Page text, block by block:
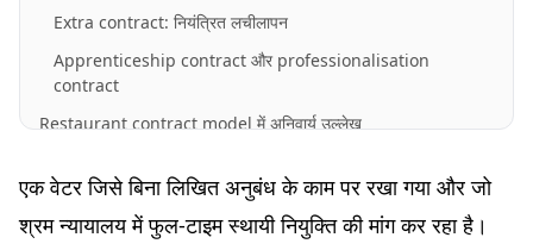
Extra contract: नियंत्रित लचीलापन
Apprenticeship contract और professionalisation
contract
Restaurant contract model में अनिवार्य उल्लेख
CDD के लिए विशेष उल्लेख
भोजन का वस्तुगत लाभ: HCR की विशेषता
एक वेटर जिसे बिना लिखित अनुबंध के काम पर रखा गया और जो
श्रम न्यायालय में फुल-टाइम स्थायी नियुक्ति की मांग कर रहा है।